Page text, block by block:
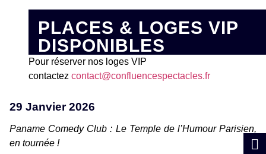
PLACES & LOGES VIP
DISPONIBLES
Pour réserver nos loges VIP
contactez contact@confluencespectacles.fr
29 Janvier 2026
Paname Comedy Club : Le Temple de l’Humour Parisien,
en tournée !